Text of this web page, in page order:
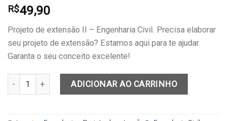
R$49,90
Projeto de extensão II – Engenharia Civil. Precisa elaborar
seu projeto de extensão? Estamos aqui para te ajudar.
Garanta o seu conceito excelente!
Projeto de extensão II - Engenharia Civil quantidade
ADICIONAR AO CARRINHO